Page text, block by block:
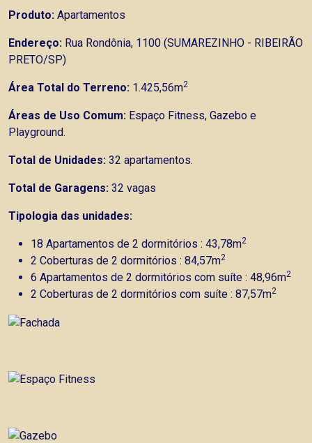
Produto: Apartamentos
Endereço: Rua Rondônia, 1100 (SUMAREZINHO - RIBEIRÃO
PRETO/SP)
Área Total do Terreno: 1.425,56m2
Áreas de Uso Comum: Espaço Fitness, Gazebo e
Playground.
Total de Unidades: 32 apartamentos.
Total de Garagens: 32 vagas
Tipologia das unidades:
18 Apartamentos de 2 dormitórios : 43,78m2
2 Coberturas de 2 dormitórios : 84,57m2
6 Apartamentos de 2 dormitórios com suíte : 48,96m2
2 Coberturas de 2 dormitórios com suíte : 87,57m2